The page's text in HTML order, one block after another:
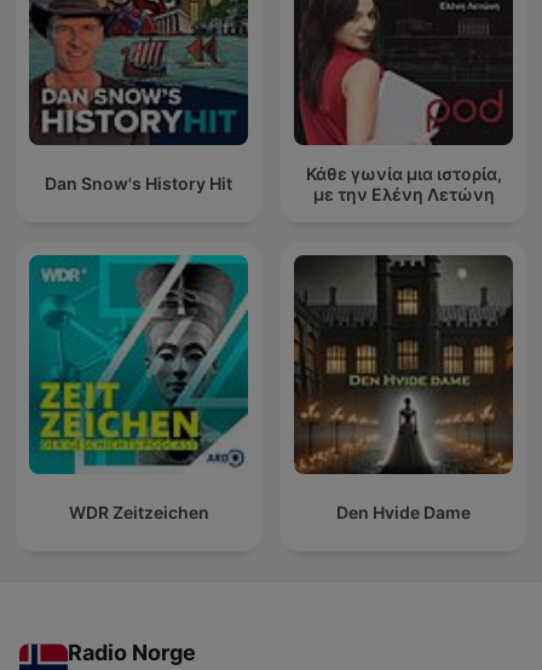
Dan Snow's History Hit
Κάθε γωνία μια ιστορία,
με την Ελένη Λετώνη
WDR Zeitzeichen Den Hvide Dame
Radio Norge